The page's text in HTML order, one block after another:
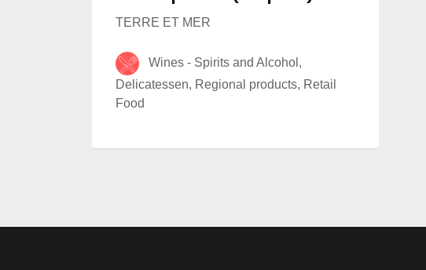
TERRE ET MER
Wines - Spirits and Alcohol,
Delicatessen, Regional products, Retail
Food